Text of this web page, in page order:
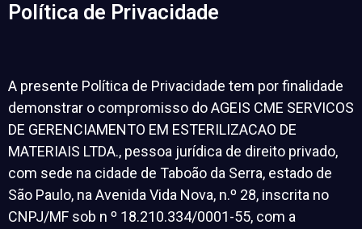
Política de Privacidade
A presente Política de Privacidade tem por finalidade
demonstrar o compromisso do AGEIS CME SERVICOS
DE GERENCIAMENTO EM ESTERILIZACAO DE
MATERIAIS LTDA., pessoa jurídica de direito privado,
com sede na cidade de Taboão da Serra, estado de
São Paulo, na Avenida Vida Nova, n.º 28, inscrita no
CNPJ/MF sob n º 18.210.334/0001-55, com a